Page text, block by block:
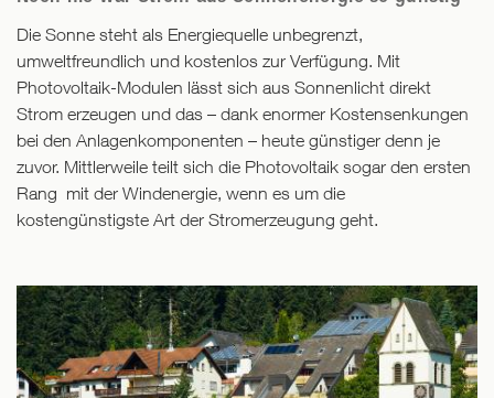
Die Sonne steht als Energiequelle unbegrenzt,
umweltfreundlich und kostenlos zur Verfügung. Mit
Photovoltaik-Modulen lässt sich aus Sonnenlicht direkt
Strom erzeugen und das – dank enormer Kostensenkungen
bei den Anlagenkomponenten – heute günstiger denn je
zuvor. Mittlerweile teilt sich die Photovoltaik sogar den ersten
Rang mit der Windenergie, wenn es um die
kostengünstigste Art der Stromerzeugung geht.